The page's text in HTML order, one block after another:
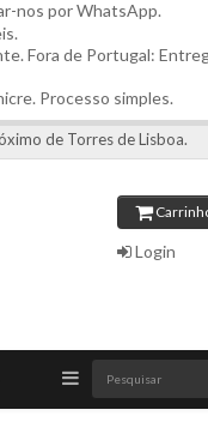
nos por WhatsApp.
Fora de Portugal:
Processo simples.
de Torres de Lisboa.
Login